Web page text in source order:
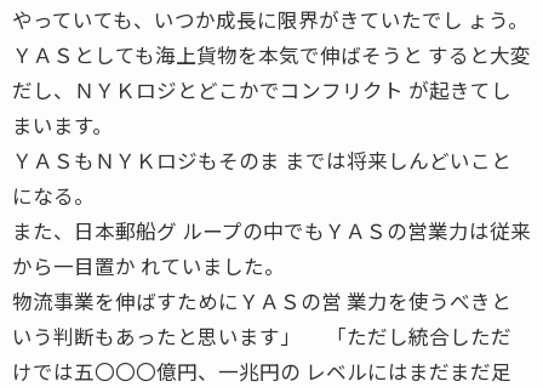
やっていても、いつか成長に限界がきていたでし ょう。
ＹＡＳとしても海上貨物を本気で伸ばそうと すると大変
だし、ＮＹＫロジとどこかでコンフリクト が起きてし
まいます。
ＹＡＳもＮＹＫロジもそのま までは将来しんどいこと
になる。
また、日本郵船グ ループの中でもＹＡＳの営業力は従来
から一目置か れていました。
物流事業を伸ばすためにＹＡＳの営 業力を使うべきと
いう判断もあったと思います」 「ただし統合しただ
けでは五〇〇〇億円、一兆円の レベルにはまだまだ足